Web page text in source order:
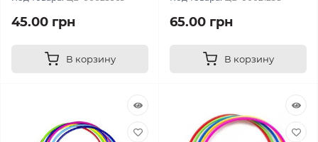
45.00 грн
В корзину
65.00 грн
В корзину